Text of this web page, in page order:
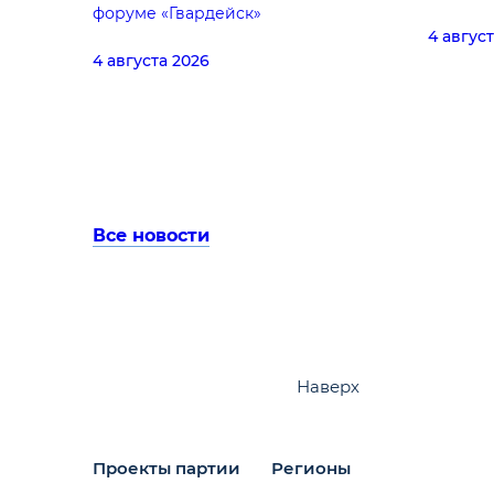
форуме «Гвардейск»
4 августа 2026
4
Все новости
Проекты партии Регионы
Наверх